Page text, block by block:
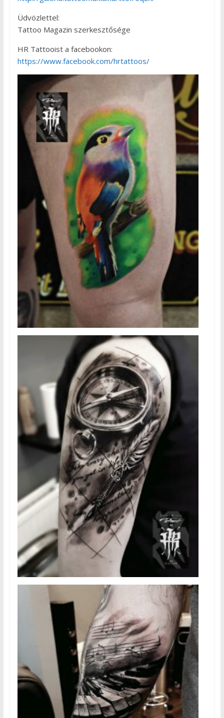
Üdvözlettel:
Tattoo Magazin szerkesztősége
HR Tattooist a facebookon:
https://www.facebook.com/hrtattoos/